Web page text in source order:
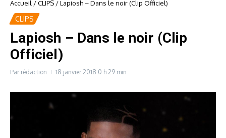
Accueil /CLIPS /Lapiosh – Dans le noir (Clip Officiel)
CLIPS
Lapiosh – Dans le noir (Clip
Officiel)
Par rédaction 18 janvier 2018 0 h 29 min